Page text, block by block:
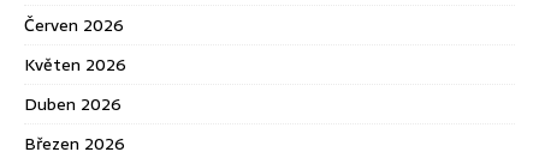
Červen 2026
Květen 2026
Duben 2026
Březen 2026